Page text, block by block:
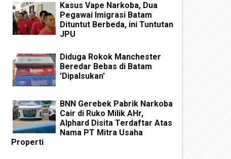
Kasus Vape Narkoba, Dua
Pegawai Imigrasi Batam
Dituntut Berbeda, ini Tuntutan
JPU
Diduga Rokok Manchester
Beredar Bebas di Batam
'Dipalsukan'
BNN Gerebek Pabrik Narkoba
Cair di Ruko Milik AHr,
Alphard Disita Terdaftar Atas
Nama PT Mitra Usaha
Properti